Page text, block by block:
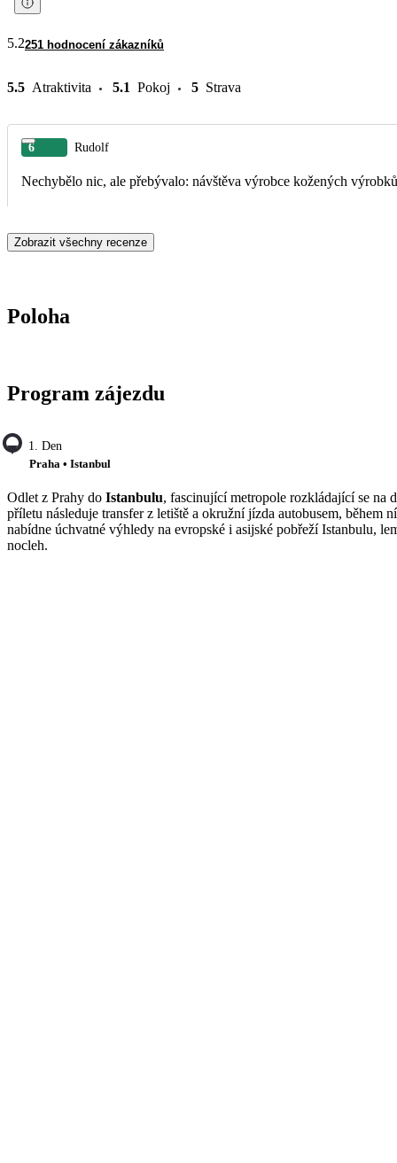
5.2251 hodnocení zákazníků
5.5 Atraktivita 5.1 Pokoj 5 Strava
6 Rudolf
Nechybělo nic, ale přebývalo: návštěva výrobce kožených
Zobrazit všechny recenze
Poloha
Program zájezdu
1. Den
Praha • Istanbul
Odlet z Prahy do Istanbulu, fascinující metropole rozkládající se na
příletu následuje transfer z letiště a okružní jízda autobusem,
nabídne úchvatné výhledy na evropské i asijské pobřeží Istanbulu,
nocleh.